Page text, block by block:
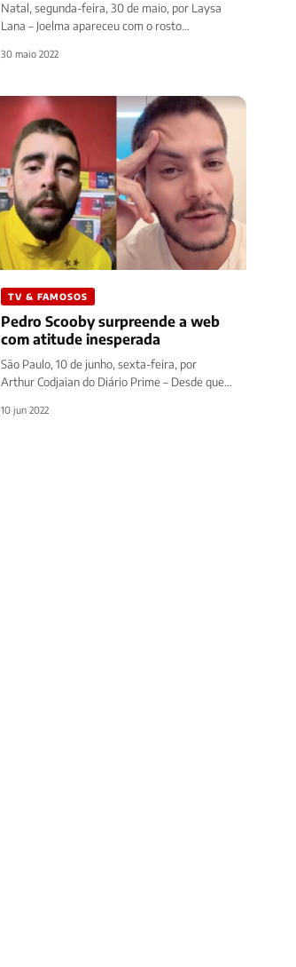
Natal, segunda-feira, 30 de maio, por Laysa
Lana – Joelma apareceu com o rosto
30 maio 2022
TV & FAMOSOS
Pedro Scooby surpreende a web
com atitude inesperada
São Paulo, 10 de junho, sexta-feira, por
Arthur Codjaian do Diário Prime – Desde que
10 jun 2022